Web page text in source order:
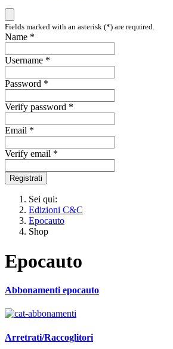
Fields marked with an asterisk (*) are required.
Name *
Username *
Password *
Verify password *
Email *
Verify email *
Registrati
Sei qui:
Edizioni C&C
Epocauto
Shop
Epocauto
Abbonamenti epocauto
Arretrati/Raccoglitori